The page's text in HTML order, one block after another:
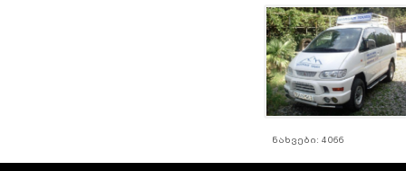
ნახვები: 4066